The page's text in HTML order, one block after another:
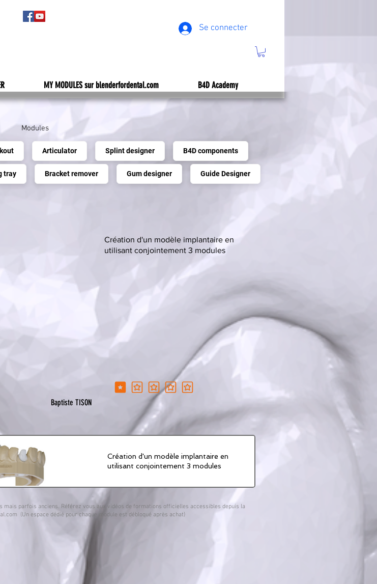
Se connecter
MY MODULES sur blenderfordental.com B4D Academy
Modules
Articulator Splint designer B4D components
tray Bracket remover Gum designer Guide Designer
Baptiste TISON
Création d'un modèle implantaire en
utilisant conjointement 3 modules
la note moyenne est 1 sur 5
Création d'un modèle implantaire en
utilisant conjointement 3 modules
mais parfois anciens. Référez vous aux vidéos de formations officielles accessibles depuis la
(Un espace dédié pour chaque module est débloqué après achat)